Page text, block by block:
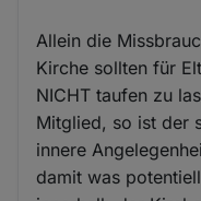
Allein die
Kirche sollten für
NICHT taufen zu
Mitglied, so ist der
innere
damit was